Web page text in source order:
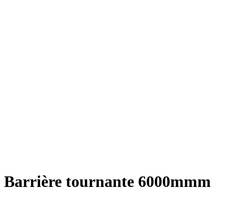
Barrière tournante 6000mmm